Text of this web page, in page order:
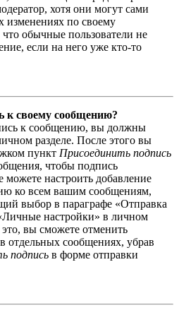
хотя они могут сами
изменениях по своему
обычные пользователи не
если на него уже кто-то
к своему сообщению?
к сообщению, вы должны
разделе. После этого вы
пункт Присоединить подпись
чтобы подпись
можете настроить добавление
ко всем вашим сообщениям,
выбор в параграфе «Отправка
настройки» в личном
вы сможете отменить
отдельных сообщениях, убрав
подпись в форме отправки